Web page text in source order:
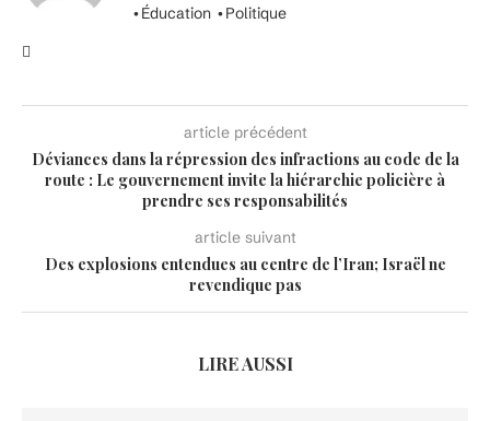
•Éducation •Politique
article précédent
Déviances dans la répression des infractions au code de la
route : Le gouvernement invite la hiérarchie policière à
prendre ses responsabilités
article suivant
Des explosions entendues au centre de l’Iran; Israël ne
revendique pas
LIRE AUSSI